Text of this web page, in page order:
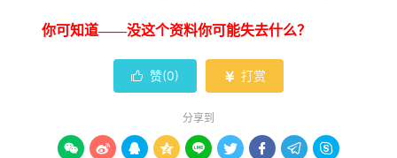
你可知道——没这个资料你可能失去什么？
 赞(0)  打赏
分享到
        